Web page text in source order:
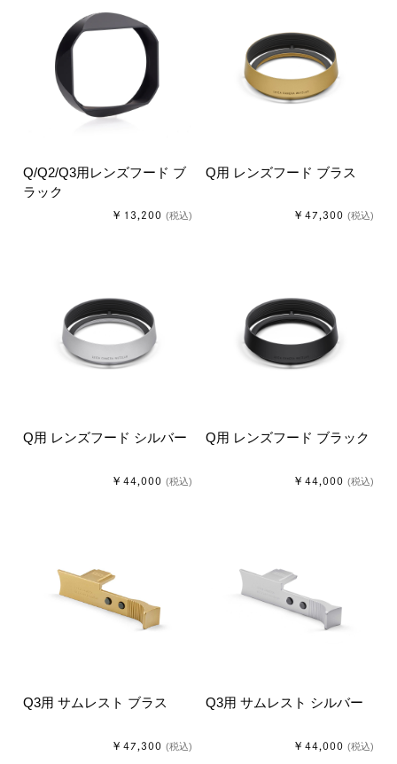
Q/Q2/Q3用レンズフード ブ
ラック
￥13,200 (税込)
Q用 レンズフード ブラス
￥47,300 (税込)
Q用 レンズフード シルバー
￥44,000 (税込)
Q用 レンズフード ブラック
￥44,000 (税込)
Q3用 サムレスト ブラス
￥47,300 (税込)
Q3用 サムレスト シルバー
￥44,000 (税込)